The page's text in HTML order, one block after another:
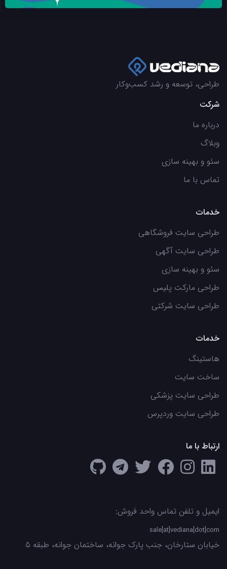
طراحی، توسعه و رشد کسب‌وکار
شرکت
درباره ما
وبلاگ
سئو و بهینه سازی
تماس با ما
خدمات
طراحی سایت فروشگاهی
طراحی سایت آگهی
سئو و بهینه سازی
طراحی مارکت پلیس
طراحی سایت شرکتی
خدمات
هاستینگ
ساخت سایت
طراحی سایت پزشکی
طراحی سایت وردپرس
ارتباط با ما
ایمیل و تلفن تماس واحد فروش:
sale[at]vediana[dot]com
خیابان ستارخان، جنب پارک جوانه، ساختمان جوانه، طبقه 5